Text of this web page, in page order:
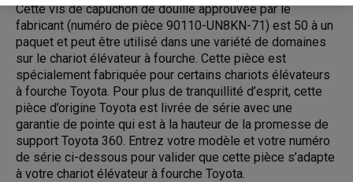
Cette vis de capuchon de douille approuvée par le
fabricant (numéro de pièce 90110-UN8KN-71) est 50 à un
paquet et peut être utilisé dans une variété de domaines
sur le chariot élévateur à fourche. Cette pièce est
spécialement fabriquée pour certains chariots élévateurs
à fourche Toyota. Pour plus de tranquillité d’esprit, cette
pièce d’origine Toyota est livrée de série avec une
garantie de pointe qui est à la hauteur de la promesse de
support Toyota 360. Entrez votre modèle et votre numéro
de série ci-dessous pour valider que cette pièce s’adapte
à votre chariot élévateur à fourche Toyota.